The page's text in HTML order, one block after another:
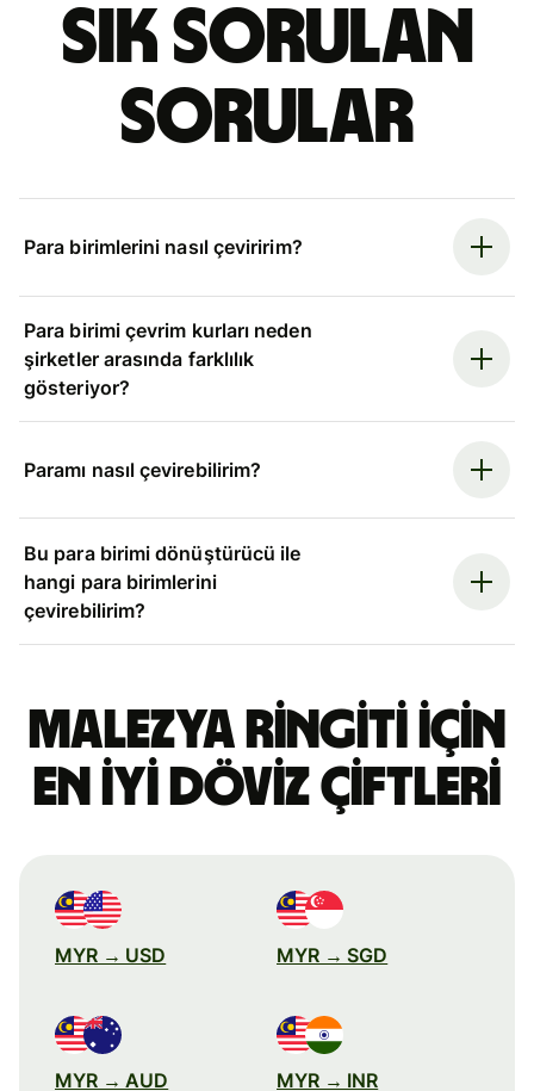
Sık sorulan
sorular
Para birimlerini nasıl çeviririm?
Para birimi çevrim kurları neden
şirketler arasında farklılık
gösteriyor?
Paramı nasıl çevirebilirim?
Bu para birimi dönüştürücü ile
hangi para birimlerini
çevirebilirim?
Malezya ringiti için
en iyi döviz çiftleri
MYR → USD MYR → SGD
MYR → AUD MYR → INR